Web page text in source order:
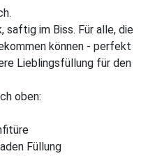
saftig im Biss. Für alle, die
können - perfekt
Lieblingsfüllung für den
oben:
Füllung